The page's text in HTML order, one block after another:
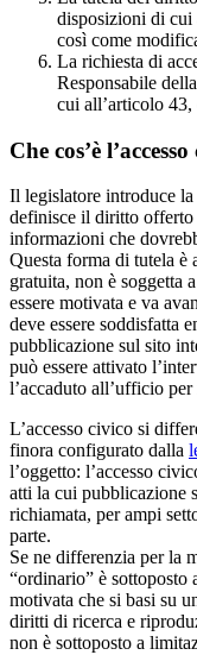
disposizioni di cui
così come
La richiesta di
Responsabile
cui all’articolo 43,
Che cos’è
Il legislatore introduce
definisce il diritto offerto
informazioni che
Questa forma di tutela è
gratuita, non è soggetta
essere motivata e va
deve essere soddisfatta
pubblicazione sul sito
può essere attivato
l’accaduto all’ufficio
L’accesso civico si
finora configurato dalla
l’oggetto: l’accesso
atti la cui pubblicazione
richiamata, per ampi
parte.
Se ne differenzia per la
“ordinario” è sottoposto
motivata che si basi su
diritti di ricerca e
non è sottoposto a